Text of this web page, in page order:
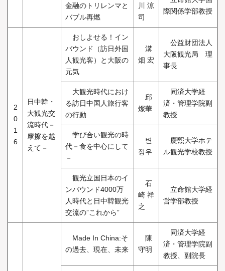
金融のトリレンマと
バブル再燃
川 涼
司
際関係学部教授
2
0
1
6
日中韓・
大観光交
流時代－
摩擦を越
えて－
おしよせる！イン
バウンド（訪日外国
人観光客）と大阪の
元気
溝
畑 宏
公益財団法人
大阪観光局 理
事長
大観光時代におけ
る訪日中国人旅行客
の行動
邱
燦華
同済大学経
済・管理学院副
教授
学び合い観光の時
代－食を中心にして
－
변
정우
慶煕大学ホテ
ル観光学校教授
観光立国日本のイ
ンバウンド4000万
人時代と日中韓観光
交流の”これから”
石
崎 祥
之
立命館大学経
営学部教授
Made In China:そ
の過去、現在、未来
陳
守明
同済大学経
済・管理学院副
教授、副院長